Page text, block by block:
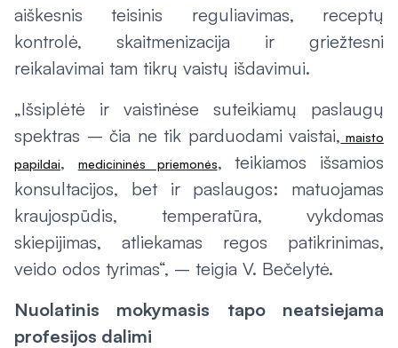
aiškesnis teisinis reguliavimas, receptų
kontrolė, skaitmenizacija ir griežtesni
reikalavimai tam tikrų vaistų išdavimui.
„Išsiplėtė ir vaistinėse suteikiamų paslaugų
spektras – čia ne tik parduodami vaistai, maisto
papildai, medicininės priemonės, teikiamos išsamios
konsultacijos, bet ir paslaugos: matuojamas
kraujospūdis, temperatūra, vykdomas
skiepijimas, atliekamas regos patikrinimas,
veido odos tyrimas“, – teigia V. Bečelytė.
Nuolatinis mokymasis tapo neatsiejama
profesijos dalimi